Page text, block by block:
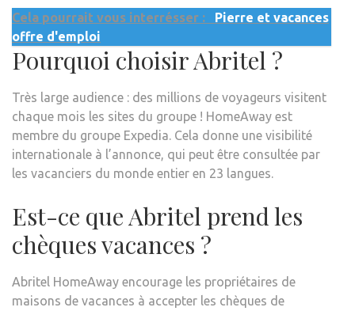
Cela pourrait vous interrésser :
Pierre et vacances
offre d'emploi
Pourquoi choisir Abritel ?
Très large audience : des millions de voyageurs visitent
chaque mois les sites du groupe ! HomeAway est
membre du groupe Expedia. Cela donne une visibilité
internationale à l’annonce, qui peut être consultée par
les vacanciers du monde entier en 23 langues.
Est-ce que Abritel prend les
chèques vacances ?
Abritel HomeAway encourage les propriétaires de
maisons de vacances à accepter les chèques de